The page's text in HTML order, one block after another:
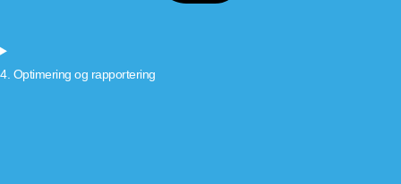
4. Optimering og rapportering